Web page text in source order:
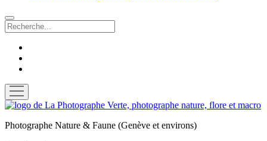
Recherche
ouvrir
menu
La
Verte
Photographe Nature & Faune (Genève et environs)